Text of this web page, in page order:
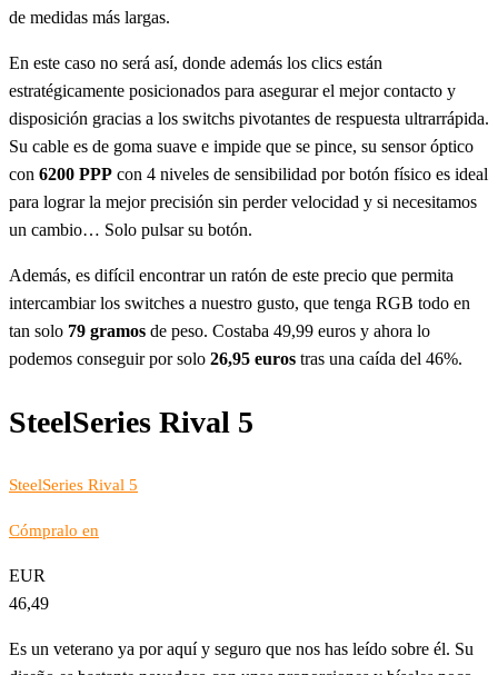
de medidas más largas.
En este caso no será así, donde además los clics están
estratégicamente posicionados para asegurar el mejor contacto y
disposición gracias a los switchs pivotantes de respuesta ultrarrápida.
Su cable es de goma suave e impide que se pince, su sensor óptico
con 6200 PPP con 4 niveles de sensibilidad por botón físico es ideal
para lograr la mejor precisión sin perder velocidad y si necesitamos
un cambio… Solo pulsar su botón.
Además, es difícil encontrar un ratón de este precio que permita
intercambiar los switches a nuestro gusto, que tenga RGB todo en
tan solo 79 gramos de peso. Costaba 49,99 euros y ahora lo
podemos conseguir por solo 26,95 euros tras una caída del 46%.
SteelSeries Rival 5
SteelSeries Rival 5
Cómpralo en
EUR
46,49
Es un veterano ya por aquí y seguro que nos has leído sobre él. Su